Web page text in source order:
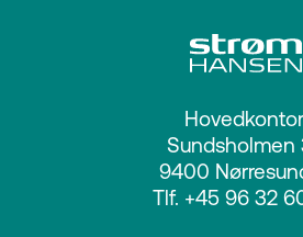
Sundsholmen
9400
Tlf. +45 96 32